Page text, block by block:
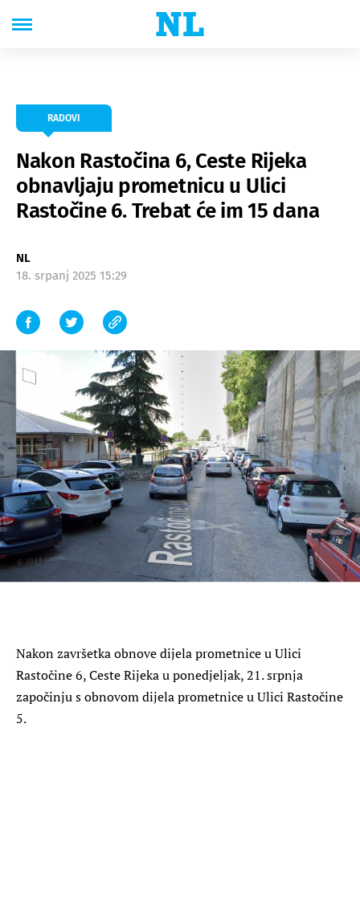
RADOVI
Nakon Rastočina 6, Ceste Rijeka
obnavljaju prometnicu u Ulici
Rastočine 6. Trebat će im 15 dana
NL
18. srpanj 2025 15:29
Nakon završetka obnove dijela prometnice u Ulici
Rastočine 6, Ceste Rijeka u ponedjeljak, 21. srpnja
započinju s obnovom dijela prometnice u Ulici Rastočine
5.